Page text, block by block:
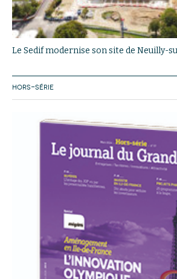
Le Sedif modernise son site de Neuilly-
HORS-SÉRIE